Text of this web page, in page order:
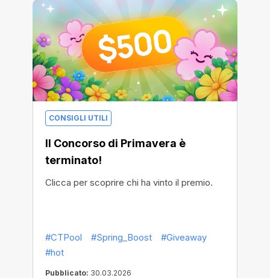
CONSIGLI UTILI
Il Concorso di Primavera è
terminato!
Clicca per scoprire chi ha vinto il premio.
#CTPool #Spring_Boost
#Giveaway
#hot
Pubblicato: 30.03.2026